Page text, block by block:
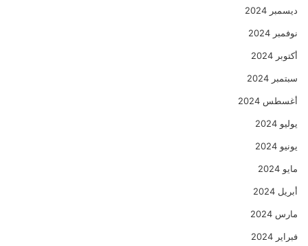
ديسمبر 2024
نوفمبر 2024
أكتوبر 2024
سبتمبر 2024
أغسطس 2024
يوليو 2024
يونيو 2024
مايو 2024
أبريل 2024
مارس 2024
فبراير 2024